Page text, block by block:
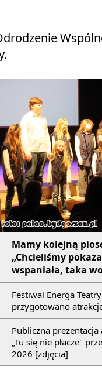
Mamy kolejną
„Chcieliśmy
wspaniała, taka
Festiwal Energa
przygotowano
Publiczna
„Tu się nie płacze"
2026 [zdjęcia]